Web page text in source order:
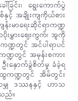
ြင်း၊ ရွေးကောက်ပွဲ
င့် အချိုးကျကိုယ်စား
န်းမာရေးဆိုင်ရာကဏ္ဍ
းမွှားဈေးကွက်၊ အူကို
ဍတွင် အင်ပါရာပင်
ဏ္ဍတွင် အမုန်းစကား
ဦးနှောက်ခွဲစိတ်မှု ခံခဲ့ရ
ကဏ္ဍတွင် အိမ်တွင်း
မျှ ဒဿနနှင့် ဟာသ
သည်။